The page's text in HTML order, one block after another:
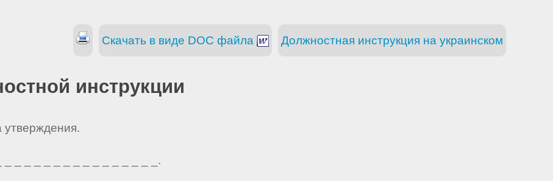
Должностная инструкция на украинском
Скачать в виде DOC файла
инструкции
утверждения.
_ _ _ _ _ _ _ _ _ _ _ _ _ _ _ _.